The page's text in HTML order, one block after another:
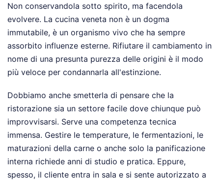
Non conservandola sotto spirito, ma facendola
evolvere. La cucina veneta non è un dogma
immutabile, è un organismo vivo che ha sempre
assorbito influenze esterne. Rifiutare il cambiamento in
nome di una presunta purezza delle origini è il modo
più veloce per condannarla all'estinzione.
Dobbiamo anche smetterla di pensare che la
ristorazione sia un settore facile dove chiunque può
improvvisarsi. Serve una competenza tecnica
immensa. Gestire le temperature, le fermentazioni, le
maturazioni della carne o anche solo la panificazione
interna richiede anni di studio e pratica. Eppure,
spesso, il cliente entra in sala e si sente autorizzato a